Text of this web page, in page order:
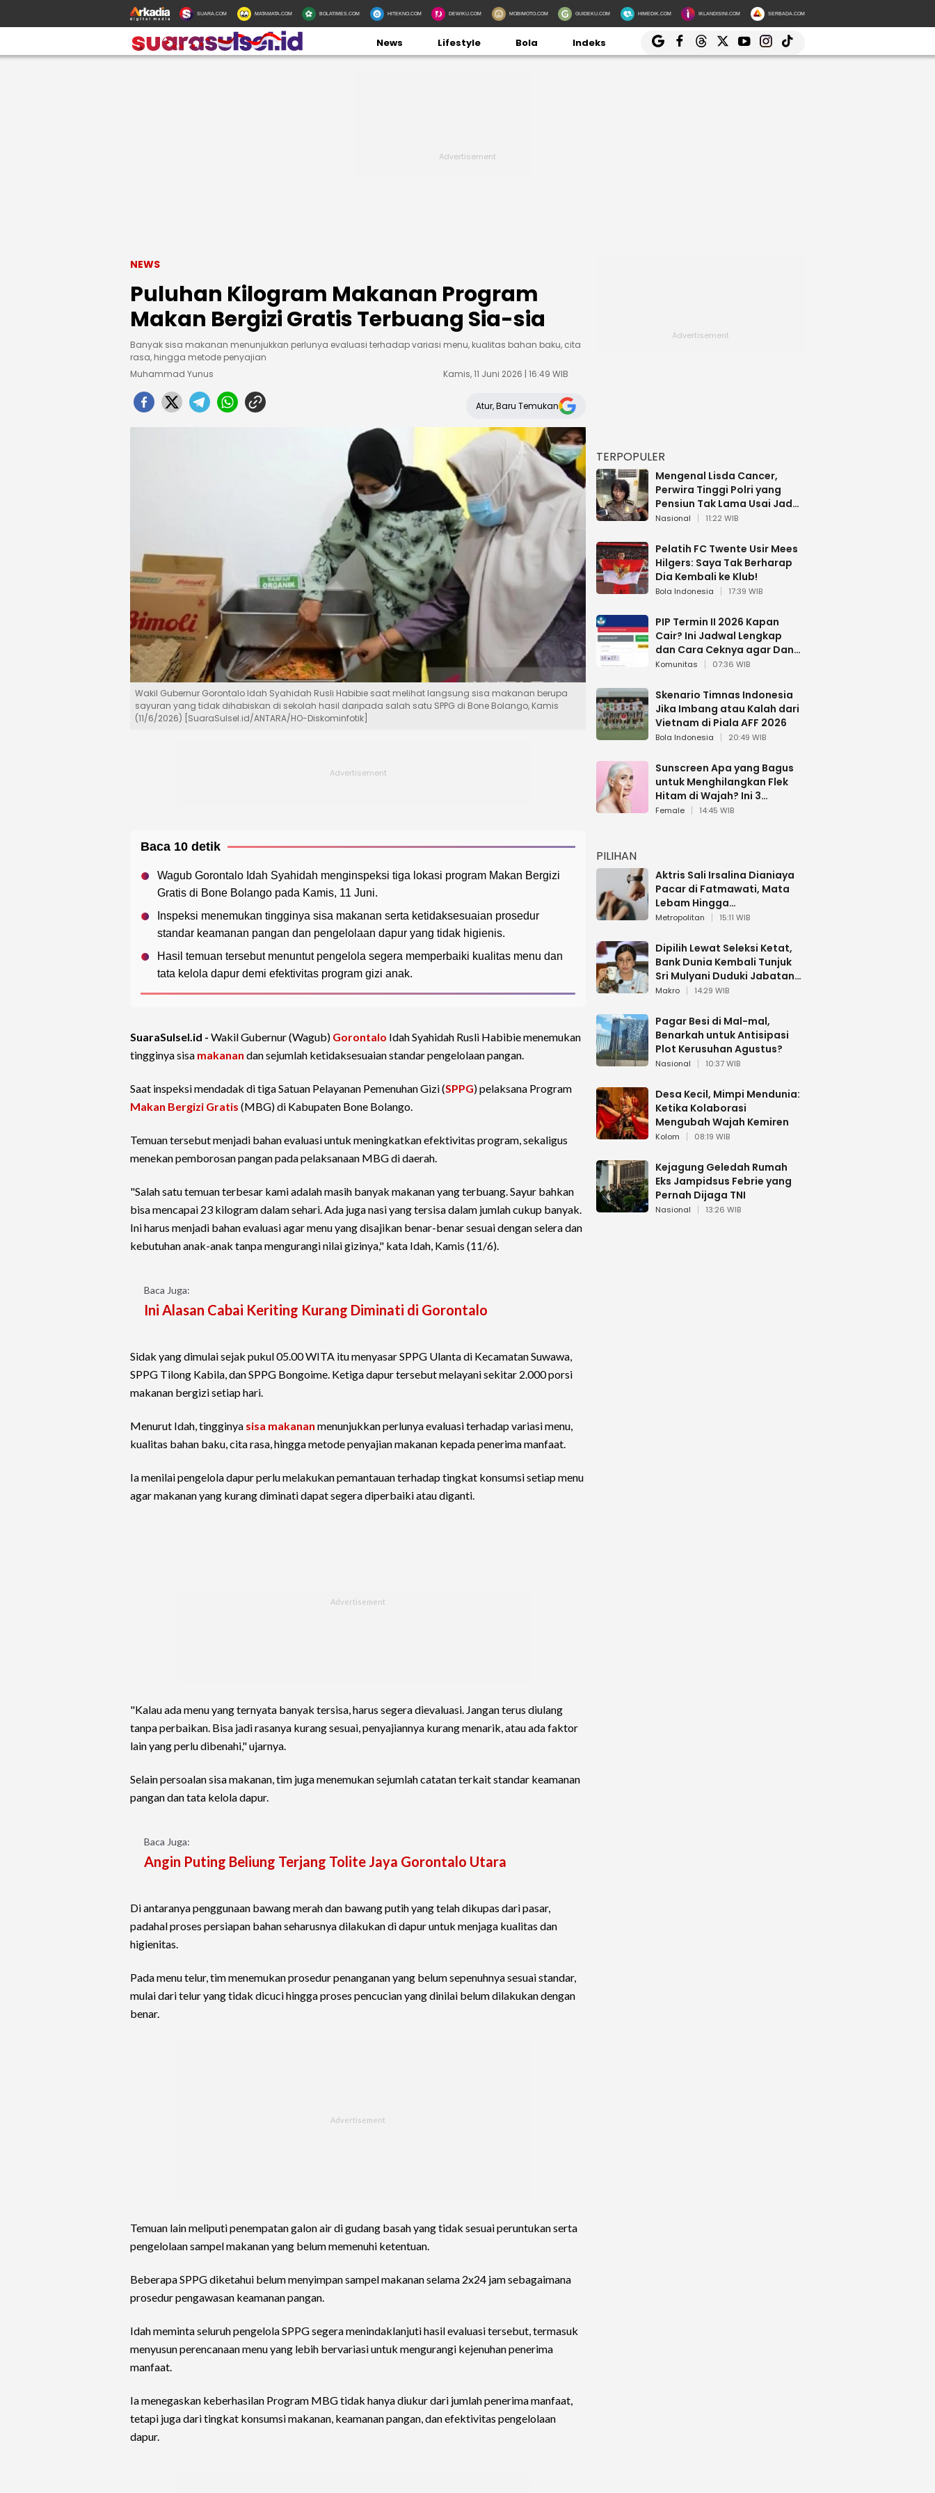
SUARA.COM MATAMATA.COM BOLATIMES.COM HITEKNO.COM DEWIKU.COM MOBIMOTO.COM GUIDEKU.COM HIMEDIK.COM IKLANDISINI.COM SERBADA.COM
News Lifestyle Bola Indeks
NEWS
Puluhan Kilogram Makanan Program
Makan Bergizi Gratis Terbuang Sia-sia
Banyak sisa makanan menunjukkan perlunya evaluasi terhadap variasi menu, kualitas bahan baku, cita
rasa, hingga metode penyajian
Muhammad Yunus
Kamis, 11 Juni 2026 | 16:49 WIB
Atur, Baru Temukan
Wakil Gubernur Gorontalo Idah Syahidah Rusli Habibie saat melihat langsung sisa makanan berupa
sayuran yang tidak dihabiskan di sekolah hasil daripada salah satu SPPG di Bone Bolango, Kamis
(11/6/2026) [SuaraSulsel.id/ANTARA/HO-Diskominfotik]
Baca 10 detik
Wagub Gorontalo Idah Syahidah menginspeksi tiga lokasi program Makan Bergizi
Gratis di Bone Bolango pada Kamis, 11 Juni.
Inspeksi menemukan tingginya sisa makanan serta ketidaksesuaian prosedur
standar keamanan pangan dan pengelolaan dapur yang tidak higienis.
Hasil temuan tersebut menuntut pengelola segera memperbaiki kualitas menu dan
tata kelola dapur demi efektivitas program gizi anak.
SuaraSulsel.id - Wakil Gubernur (Wagub) Gorontalo Idah Syahidah Rusli Habibie menemukan
tingginya sisa makanan dan sejumlah ketidaksesuaian standar pengelolaan pangan.
Saat inspeksi mendadak di tiga Satuan Pelayanan Pemenuhan Gizi (SPPG) pelaksana Program
Makan Bergizi Gratis (MBG) di Kabupaten Bone Bolango.
Temuan tersebut menjadi bahan evaluasi untuk meningkatkan efektivitas program, sekaligus
menekan pemborosan pangan pada pelaksanaan MBG di daerah.
"Salah satu temuan terbesar kami adalah masih banyak makanan yang terbuang. Sayur bahkan
bisa mencapai 23 kilogram dalam sehari. Ada juga nasi yang tersisa dalam jumlah cukup banyak.
Ini harus menjadi bahan evaluasi agar menu yang disajikan benar-benar sesuai dengan selera dan
kebutuhan anak-anak tanpa mengurangi nilai gizinya," kata Idah, Kamis (11/6).
Baca Juga:
Ini Alasan Cabai Keriting Kurang Diminati di Gorontalo
Sidak yang dimulai sejak pukul 05.00 WITA itu menyasar SPPG Ulanta di Kecamatan Suwawa,
SPPG Tilong Kabila, dan SPPG Bongoime. Ketiga dapur tersebut melayani sekitar 2.000 porsi
makanan bergizi setiap hari.
Menurut Idah, tingginya sisa makanan menunjukkan perlunya evaluasi terhadap variasi menu,
kualitas bahan baku, cita rasa, hingga metode penyajian makanan kepada penerima manfaat.
Ia menilai pengelola dapur perlu melakukan pemantauan terhadap tingkat konsumsi setiap menu
agar makanan yang kurang diminati dapat segera diperbaiki atau diganti.
"Kalau ada menu yang ternyata banyak tersisa, harus segera dievaluasi. Jangan terus diulang
tanpa perbaikan. Bisa jadi rasanya kurang sesuai, penyajiannya kurang menarik, atau ada faktor
lain yang perlu dibenahi," ujarnya.
Selain persoalan sisa makanan, tim juga menemukan sejumlah catatan terkait standar keamanan
pangan dan tata kelola dapur.
Baca Juga:
Angin Puting Beliung Terjang Tolite Jaya Gorontalo Utara
Di antaranya penggunaan bawang merah dan bawang putih yang telah dikupas dari pasar,
padahal proses persiapan bahan seharusnya dilakukan di dapur untuk menjaga kualitas dan
higienitas.
Pada menu telur, tim menemukan prosedur penanganan yang belum sepenuhnya sesuai standar,
mulai dari telur yang tidak dicuci hingga proses pencucian yang dinilai belum dilakukan dengan
benar.
Temuan lain meliputi penempatan galon air di gudang basah yang tidak sesuai peruntukan serta
pengelolaan sampel makanan yang belum memenuhi ketentuan.
Beberapa SPPG diketahui belum menyimpan sampel makanan selama 2x24 jam sebagaimana
prosedur pengawasan keamanan pangan.
Idah meminta seluruh pengelola SPPG segera menindaklanjuti hasil evaluasi tersebut, termasuk
menyusun perencanaan menu yang lebih bervariasi untuk mengurangi kejenuhan penerima
manfaat.
Ia menegaskan keberhasilan Program MBG tidak hanya diukur dari jumlah penerima manfaat,
tetapi juga dari tingkat konsumsi makanan, keamanan pangan, dan efektivitas pengelolaan
dapur.
TERPOPULER
Mengenal Lisda Cancer,
Perwira Tinggi Polri yang
Pensiun Tak Lama Usai Jadi
Brigjen
Nasional 11:22 WIB
Pelatih FC Twente Usir Mees
Hilgers: Saya Tak Berharap
Dia Kembali ke Klub!
Bola Indonesia 17:39 WIB
PIP Termin II 2026 Kapan
Cair? Ini Jadwal Lengkap
dan Cara Ceknya agar Dana
Tidak Hangus!
Komunitas 07:36 WIB
Skenario Timnas Indonesia
Jika Imbang atau Kalah dari
Vietnam di Piala AFF 2026
Bola Indonesia 20:49 WIB
Sunscreen Apa yang Bagus
untuk Menghilangkan Flek
Hitam di Wajah? Ini 3
Rekomendasi sesuai Review
Female 14:45 WIB
PILIHAN
Aktris Sali Irsalina Dianiaya
Pacar di Fatmawati, Mata
Lebam Hingga
Diselamatkan Polantas
Metropolitan 15:11 WIB
Dipilih Lewat Seleksi Ketat,
Bank Dunia Kembali Tunjuk
Sri Mulyani Duduki Jabatan
Strategis
Makro 14:29 WIB
Pagar Besi di Mal-mal,
Benarkah untuk Antisipasi
Plot Kerusuhan Agustus?
Nasional 10:37 WIB
Desa Kecil, Mimpi Mendunia:
Ketika Kolaborasi
Mengubah Wajah Kemiren
Kolom 08:19 WIB
Kejagung Geledah Rumah
Eks Jampidsus Febrie yang
Pernah Dijaga TNI
Nasional 13:26 WIB